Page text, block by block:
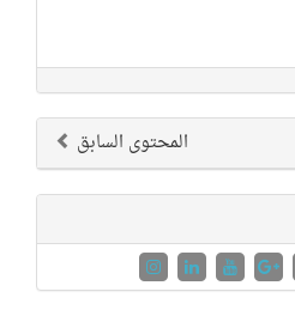
المحتوى السابق